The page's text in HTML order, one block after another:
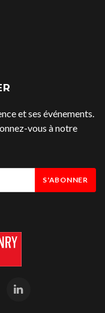
et ses événements.
vous à notre
S'ABONNER